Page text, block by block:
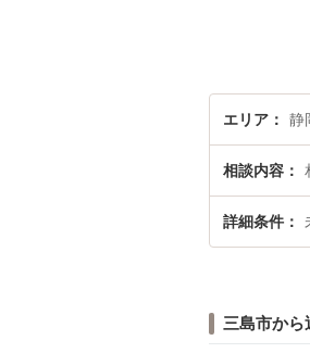
エリア 静
相談内容
詳細条件
三島市から